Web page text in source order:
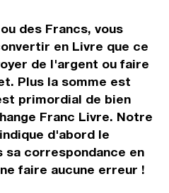
des Francs, vous
en Livre que ce
de l'argent ou faire
Plus la somme est
primordial de bien
Franc Livre. Notre
d'abord le
sa correspondance en
faire aucune erreur !